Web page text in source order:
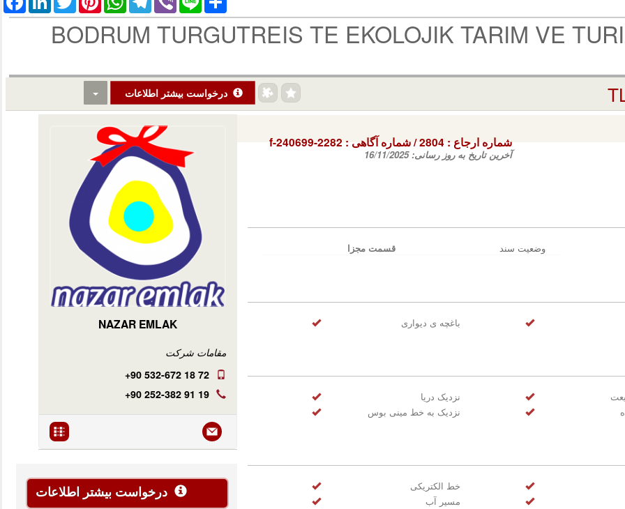
BODRUM TURGUTREIS TE EKOLOJIK TARIM VE
درخواست بیشتر اطلاعات
شماره ارجاع :2804/ شماره آگاهی‌ : f-240699-2282
آخرین تاریخ به روز رسانی:16/11/2025
وضعیت سند قسمت مجزا
باغچه ی دیواری
نزدیک دریا
نزدیک به خط مینی بوس
خط الکتریکی
مسیر آب
NAZAR EMLAK
مقامات شرکت
+90 532-672 18 72
+90 252-382 91 19
درخواست بیشتر اطلاعات